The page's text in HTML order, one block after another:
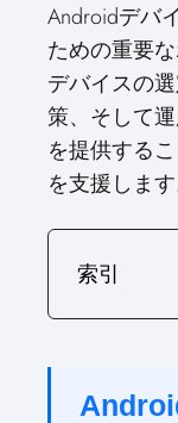
Androidデバ
ための重要
デバイスの
策、そして
を提供する
を支援します
索引